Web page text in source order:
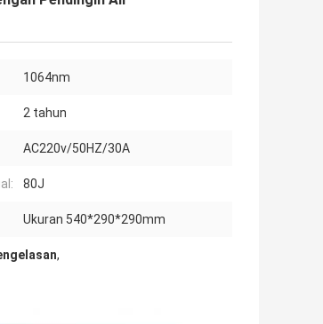
1064nm
2 tahun
AC220v/50HZ/30A
80J
Ukuran 540*290*290mm
,